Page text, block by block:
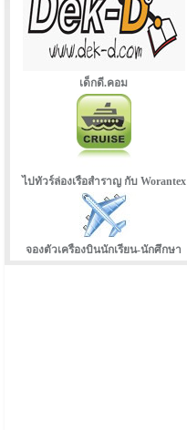
เด็กดี.คอม
ไปทัวร์ล่องเรือสำราญ กับ Worantex
จองตัวเครืองบินนักเรียน-นักศึกษา